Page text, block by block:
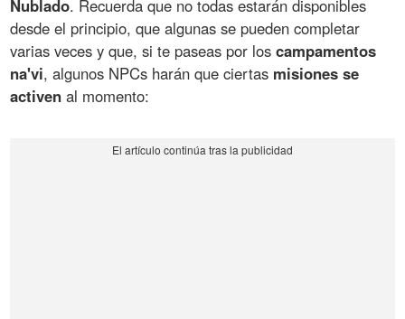
Nublado. Recuerda que no todas estarán disponibles
desde el principio, que algunas se pueden completar
varias veces y que, si te paseas por loscampamentos
na'vi, algunos NPCs harán que ciertas misiones se
activen al momento: